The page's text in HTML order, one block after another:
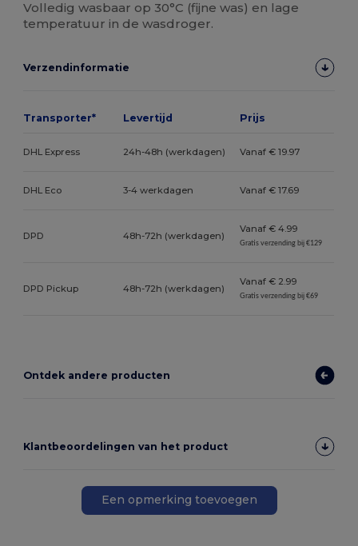
Volledig wasbaar op 30°C (fijne was) en lage
temperatuur in de wasdroger.
Verzendinformatie
Transporter* Levertijd Prijs
DHL Express 24h-48h (werkdagen) Vanaf € 19.97
DHL Eco 3-4 werkdagen Vanaf € 17.69
DPD 48h-72h (werkdagen)
Vanaf € 4.99
Gratis verzending bij €129
DPD Pickup 48h-72h (werkdagen)
Vanaf € 2.99
Gratis verzending bij €69
Ontdek andere producten
Klantbeoordelingen van het product
Een opmerking toevoegen